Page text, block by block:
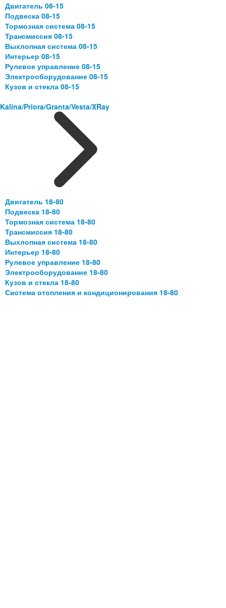
Двигатель 08-15
Подвеска 08-15
Тормозная система 08-15
Трансмиссия 08-15
Выхлопная система 08-15
Интерьер 08-15
Рулевое управление 08-15
Электрооборудование 08-15
Кузов и стекла 08-15
Kalina/Priora/Granta/Vesta/XRay
Двигатель 18-80
Подвеска 18-80
Тормозная система 18-80
Трансмиссия 18-80
Выхлопная система 18-80
Интерьер 18-80
Рулевое управление 18-80
Электрооборудование 18-80
Кузов и стекла 18-80
Система отопления и кондиционирования 18-80